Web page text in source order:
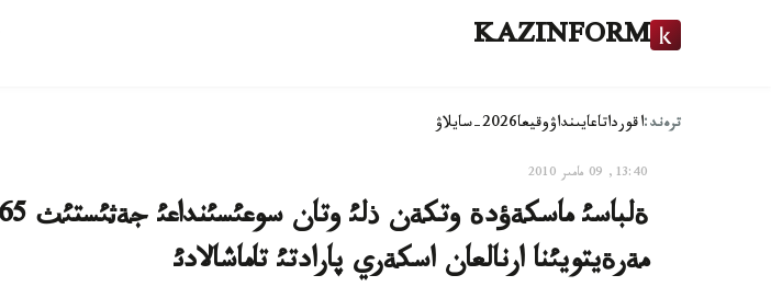
KAZINFORM
ترەند:اقورداتاعايىنداۋوقيعا2026-سايلاۋ
13:40, 09 مامىر 2010
مةرةيتويئنا ارنالعان اسكةري پارادتئ تاماشالادئ